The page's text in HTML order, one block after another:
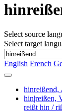
Select source
Select target
English French
hinreißend,
hin|reißen,
reißt hin /